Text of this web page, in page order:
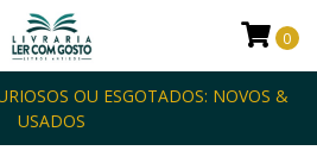
OU ESGOTADOS: NOVOS &
USADOS
0